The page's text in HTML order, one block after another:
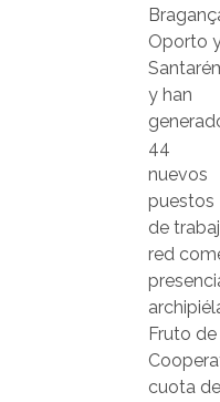
Oporto
y han
44
nuevos
puestos
de
red
Fruto
cuota